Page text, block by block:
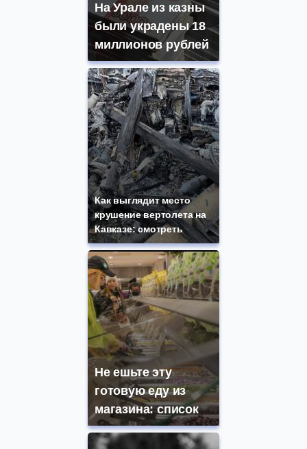
На Урале из казны
были украдены 18
миллионов рублей
Как выглядит место
крушение вертолета на
Кавказе: смотреть
Не ешьте эту
готовую еду из
магазина: список